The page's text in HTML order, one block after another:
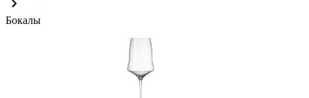
Бокалы